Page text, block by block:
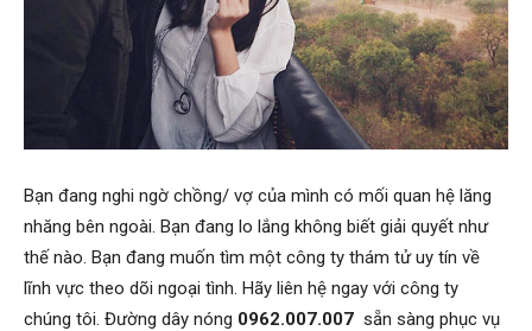
Bạn đang nghi ngờ chồng/ vợ của mình có mối quan hệ lăng
nhăng bên ngoài. Bạn đang lo lắng không biết giải quyết như
thế nào. Bạn đang muốn tìm một công ty thám tử uy tín về
lĩnh vực theo dõi ngoại tình. Hãy liên hệ ngay với công ty
chúng tôi. Đường dây nóng 0962.007.007 sẵn sàng phục vụ